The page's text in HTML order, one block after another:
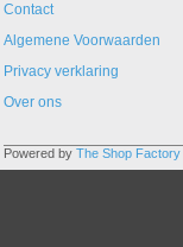
Contact
Algemene Voorwaarden
Privacy verklaring
Over ons
Powered by The Shop Factory